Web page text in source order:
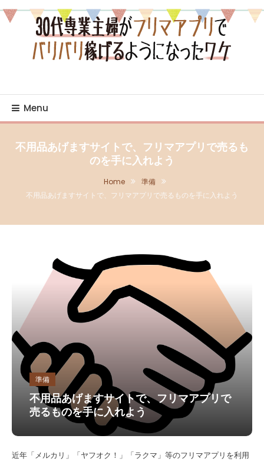
Skip
To
Content
プリでバリバリ稼げるよ
うになったワケ
Menu
不用品あげますサイトで、フリマアプリで売るも
のを手に入れよう
Home
準備
不用品あげますサイトで、フリマアプリで売るものを手に入れよう
準備
不用品あげますサイトで、フリマアプリで
売るものを手に入れよう
近年「メルカリ」「ヤフオク！」「ラクマ」等のフリマアプリを利用